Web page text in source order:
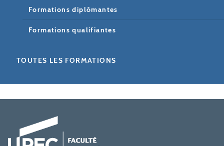
Formations diplômantes
Formations qualifiantes
TOUTES LES FORMATIONS